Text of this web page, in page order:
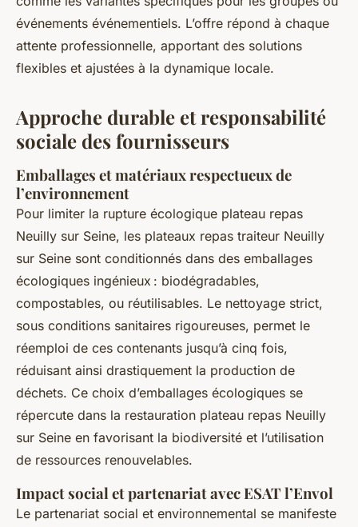
événements événementiels. L’offre répond à chaque
attente professionnelle, apportant des solutions
flexibles et ajustées à la dynamique locale.
Approche durable et responsabilité
sociale des fournisseurs
Emballages et matériaux respectueux de
l’environnement
Pour limiter la rupture écologique plateau repas
Neuilly sur Seine, les plateaux repas traiteur Neuilly
sur Seine sont conditionnés dans des emballages
écologiques ingénieux : biodégradables,
compostables, ou réutilisables. Le nettoyage strict,
sous conditions sanitaires rigoureuses, permet le
réemploi de ces contenants jusqu’à cinq fois,
réduisant ainsi drastiquement la production de
déchets. Ce choix d’emballages écologiques se
répercute dans la restauration plateau repas Neuilly
sur Seine en favorisant la biodiversité et l’utilisation
de ressources renouvelables.
Impact social et partenariat avec ESAT l’Envol
Le partenariat social et environnemental se manifeste